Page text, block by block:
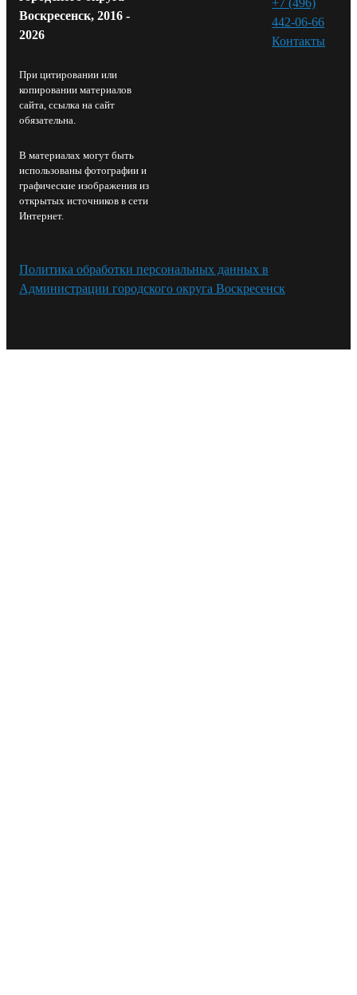
Воскресенск, 2016 -
2026
При цитировании или
копировании материалов
сайта, ссылка на сайт
обязательна.
В материалах могут быть
использованы фотографии и
графические изображения из
открытых источников в сети
Интернет.
442-06-66
Контакты⁠
Политика обработки персональных данных в
Администрации городского округа Воскресенск